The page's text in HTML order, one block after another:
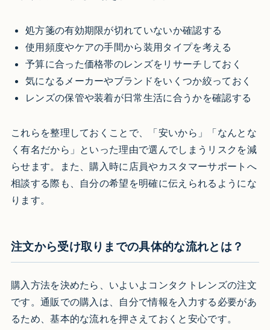
処方箋の有効期限が切れていないか確認する
使用頻度やケアの手間から装用タイプを考える
予算に合った価格帯のレンズをリサーチしておく
気になるメーカーやブランドをいくつか絞っておく
レンズの保管や装着が日常生活に合うかを確認する
これらを整理しておくことで、「安いから」「なんとな
く有名だから」といった理由で選んでしまうリスクを減
らせます。また、購入時に店員やカスタマーサポートへ
相談する際も、自分の希望を明確に伝えられるようにな
ります。
注文から受け取りまでの具体的な流れとは？
購入方法を決めたら、いよいよコンタクトレンズの注文
です。通販での購入は、自分で情報を入力する必要があ
るため、基本的な流れを押さえておくと安心です。